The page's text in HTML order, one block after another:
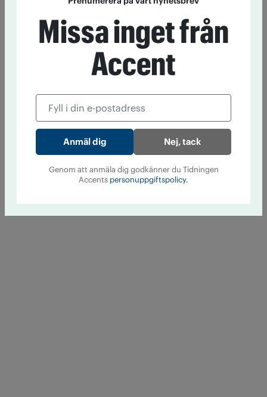
Missa inget från
Accent
Nej, tack
Genom att anmäla dig godkänner du Tidningen
Accents personuppgiftspolicy.